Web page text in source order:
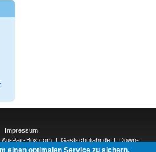
Impressum
Au-Pair-Box.com | Gastschuljahr.de | Down-
|Elderpair.com|
einen optimalen Service zu sichern.